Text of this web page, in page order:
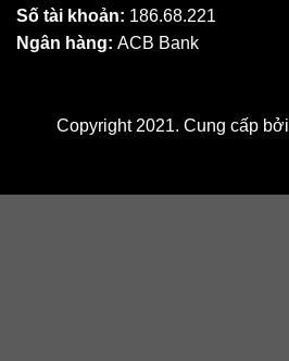
Số tài khoản: 186.68.221
Ngân hàng: ACB Bank
Copyright 2021. Cung cấp bởi